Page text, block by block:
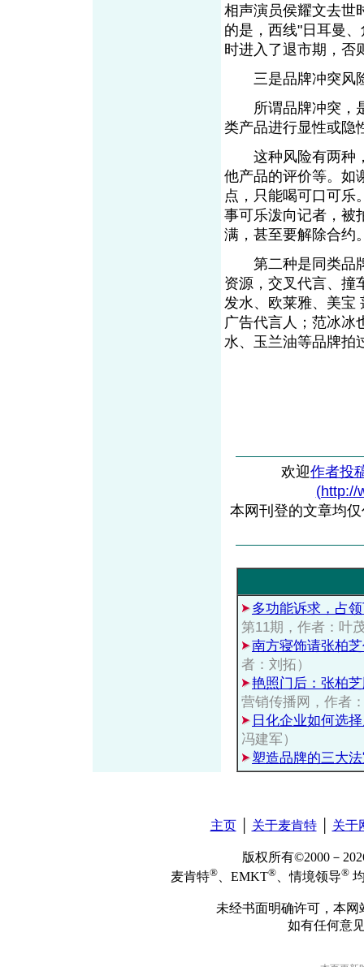
相声演员侯耀文去世
的是，西线"日耳曼
时进入了退市期，
三是品牌冲突
所谓品牌冲突，是
类产品进行显性或
这种风险有两种，
他产品的评价等。如
点，只能喝可口可乐
事可乐泼向记者，被
满，甚至要解除合
第二种是同类品牌
资源，交叉代言、撞
发水、欧莱雅、美宝
广告代言人；范冰冰
水、玉兰油等品牌
欢迎作者投
(http://
本网刊登的文章均
多功能诉求，占
第11期，作者：叶
南方寝饰请张柏
者：刘拓）
艳照门后：张柏
营销传播网，作者
日化企业如何选
冯建军）
塑造品牌的三大
主页│ 关于麦肯特│ 关于
版权所有©2000－
麦肯特® 、EMKT® 、情境领导®
未经书面明确许可，本
如有任何意